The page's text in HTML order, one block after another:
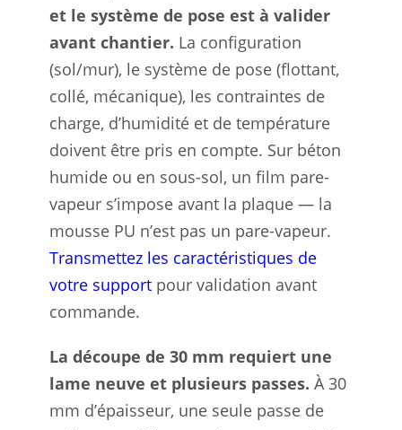
et le système de pose est à valider
avant chantier. La configuration
(sol/mur), le système de pose (flottant,
collé, mécanique), les contraintes de
charge, d’humidité et de température
doivent être pris en compte. Sur béton
humide ou en sous-sol, un film pare-
vapeur s’impose avant la plaque — la
mousse PU n’est pas un pare-vapeur.
Transmettez les caractéristiques de
votre support pour validation avant
commande.
La découpe de 30 mm requiert une
lame neuve et plusieurs passes. À 30
mm d’épaisseur, une seule passe de